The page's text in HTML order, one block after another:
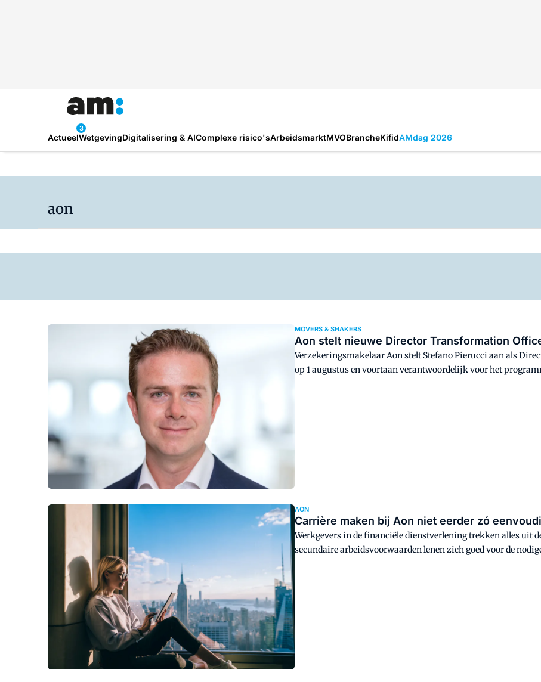
Actueel
3
WetgevingDigitalisering & AIComplexe risico'sArbeidsmarktMVOBrancheKifidAMdag 2026
aon
MOVERS & SHAKERS
Aon stelt nieuwe Director Transformation
Verzekeringsmakelaar Aon stelt Stefano Pierucci aan als
op 1 augustus en voortaan verantwoordelijk voor het
AON
Carrière maken bij Aon niet eerder zó
Werkgevers in de financiële dienstverlening trekken alles uit
secundaire arbeidsvoorwaarden lenen zich goed voor de